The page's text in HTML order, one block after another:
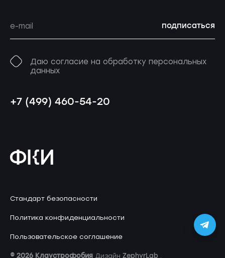
подписаться
Даю согласие на обработку персональных
данных
+7 (499) 460-54-20
Стандарт безопасности
Политика конфиденциальности
Пользовательское соглашение
Дизайн .